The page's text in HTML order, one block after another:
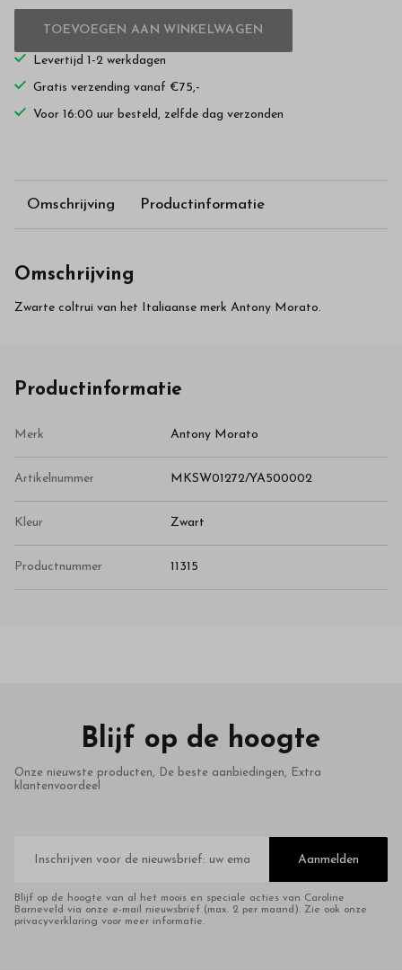
TOEVOEGEN AAN WINKELWAGEN
Levertijd 1-2 werkdagen
Gratis verzending vanaf €75,-
Voor 16:00 uur besteld, zelfde dag verzonden
Omschrijving Productinformatie
Omschrijving
Zwarte coltrui van het Italiaanse merk Antony Morato.
Productinformatie
Merk Antony Morato
Artikelnummer MKSW01272/YA500002
Kleur Zwart
Productnummer 11315
Blijf op de hoogte
Onze nieuwste producten, De beste aanbiedingen, Extra
klantenvoordeel
mailadres
Aanmelden
Blijf op de hoogte van al het moois en speciale acties van Caroline
Barneveld via onze e-mail nieuwsbrief (max. 2 per maand). Zie ook onze
privacyverklaring voor meer informatie.